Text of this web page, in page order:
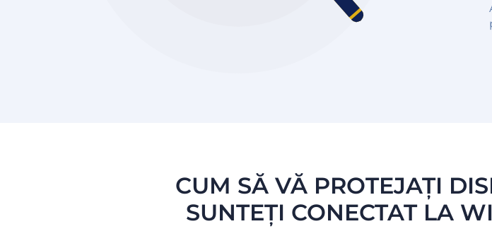
CUM SĂ VĂ PROTEJAȚI
SUNTEȚI CONECTAT LA